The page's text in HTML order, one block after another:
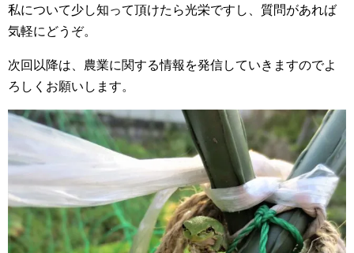
私について少し知って頂けたら光栄ですし、質問があれば
気軽にどうぞ。
次回以降は、農業に関する情報を発信していきますのでよ
ろしくお願いします。